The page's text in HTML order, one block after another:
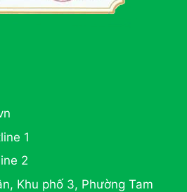
1
2
Khu phố 3, Phường Tam